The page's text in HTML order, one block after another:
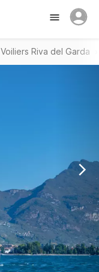
Voiliers Riva del Garda